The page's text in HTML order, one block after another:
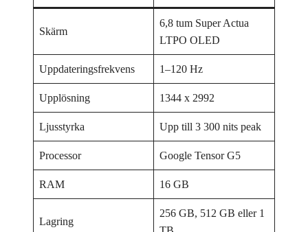
Skärm
6,8 tum Super Actua
LTPO OLED
Uppdateringsfrekvens 1–120 Hz
Upplösning 1344 x 2992
Ljusstyrka Upp till 3 300 nits peak
Processor Google Tensor G5
RAM 16 GB
Lagring
256 GB, 512 GB eller 1